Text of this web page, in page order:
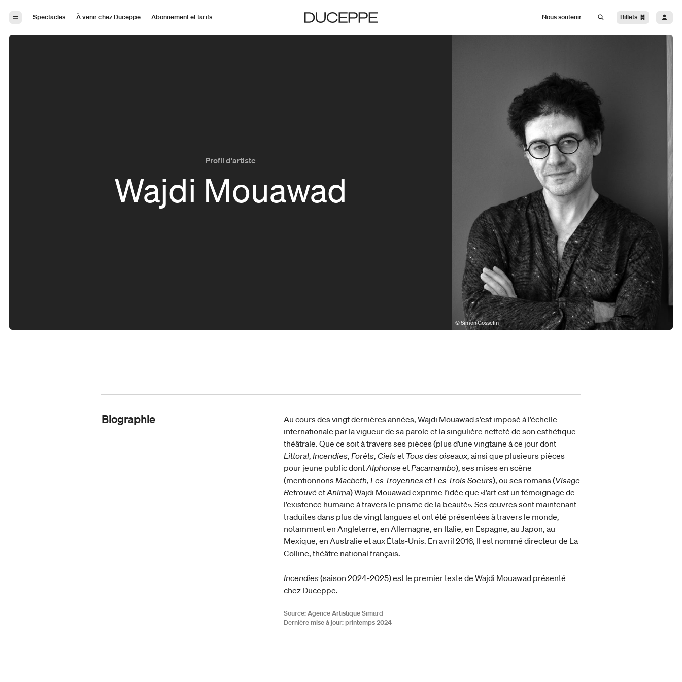
Spectacles
À venir chez Duceppe
Abonnement et tarifs
Duceppe
Nous soutenir Billets
Profil d'artiste
Wajdi Mouawad
© Simon Gosselin
Biographie
Au cours des vingt dernières années, Wajdi Mouawad s’est imposé à l’échelle
internationale par la vigueur de sa parole et la singulière netteté de son esthétique
théâtrale. Que ce soit à travers ses pièces (plus d’une vingtaine à ce jour dont
Littoral,Incendies,Forêts,Cielset Tous des oiseaux, ainsi que plusieurs pièces
pour jeune public dontAlphonseetPacamambo), ses mises en scène
(mentionnonsMacbeth,Les TroyennesetLes Trois Soeurs), ou ses romans (Visage
Retrouvé etAnima) Wajdi Mouawad exprime l’idée que «l’art est un témoignage de
l’existence humaine à travers le prisme de la beauté». Ses œuvres sont maintenant
traduites dans plus de vingt langues et ont été présentées à travers le monde,
notamment en Angleterre, en Allemagne, en Italie, en Espagne, au Japon, au
Mexique, en Australie et aux États-Unis. En avril 2016, Il est nommé directeur de La
Colline, théâtre national français.
Incendies(saison 2024-2025) est le premier texte de Wajdi Mouawad présenté
chez Duceppe.
Source: Agence Artistique Simard
Dernière mise à jour: printemps 2024